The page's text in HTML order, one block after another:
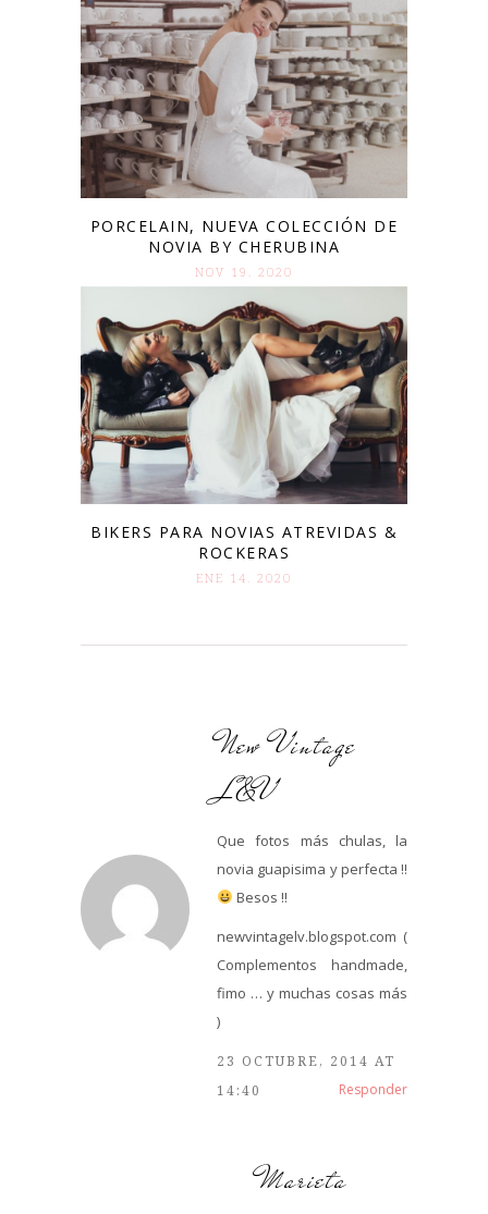
PORCELAIN, NUEVA COLECCIÓN DE
NOVIA BY CHERUBINA
NOV 19. 2020
BIKERS PARA NOVIAS ATREVIDAS &
ROCKERAS
ENE 14. 2020
New Vintage
L&V
Que fotos más chulas, la
novia guapisima y perfecta !!
Besos !!
newvintagelv.blogspot.com (
Complementos handmade,
fimo … y muchas cosas más
)
23 OCTUBRE, 2014 AT
14:40
Responder
Marieta